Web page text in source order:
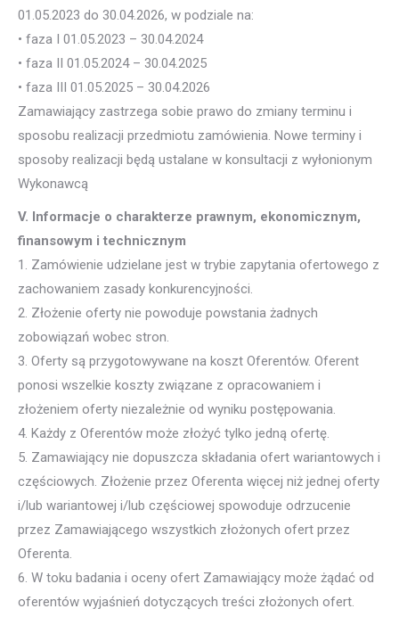
01.05.2023 do 30.04.2026, w podziale na:
• faza I 01.05.2023 – 30.04.2024
• faza II 01.05.2024 – 30.04.2025
• faza III 01.05.2025 – 30.04.2026
Zamawiający zastrzega sobie prawo do zmiany terminu i
sposobu realizacji przedmiotu zamówienia. Nowe terminy i
sposoby realizacji będą ustalane w konsultacji z wyłonionym
Wykonawcą
V. Informacje o charakterze prawnym, ekonomicznym,
finansowym i technicznym
1. Zamówienie udzielane jest w trybie zapytania ofertowego z
zachowaniem zasady konkurencyjności.
2. Złożenie oferty nie powoduje powstania żadnych
zobowiązań wobec stron.
3. Oferty są przygotowywane na koszt Oferentów. Oferent
ponosi wszelkie koszty związane z opracowaniem i
złożeniem oferty niezależnie od wyniku postępowania.
4. Każdy z Oferentów może złożyć tylko jedną ofertę.
5. Zamawiający nie dopuszcza składania ofert wariantowych i
częściowych. Złożenie przez Oferenta więcej niż jednej oferty
i/lub wariantowej i/lub częściowej spowoduje odrzucenie
przez Zamawiającego wszystkich złożonych ofert przez
Oferenta.
6. W toku badania i oceny ofert Zamawiający może żądać od
oferentów wyjaśnień dotyczących treści złożonych ofert.